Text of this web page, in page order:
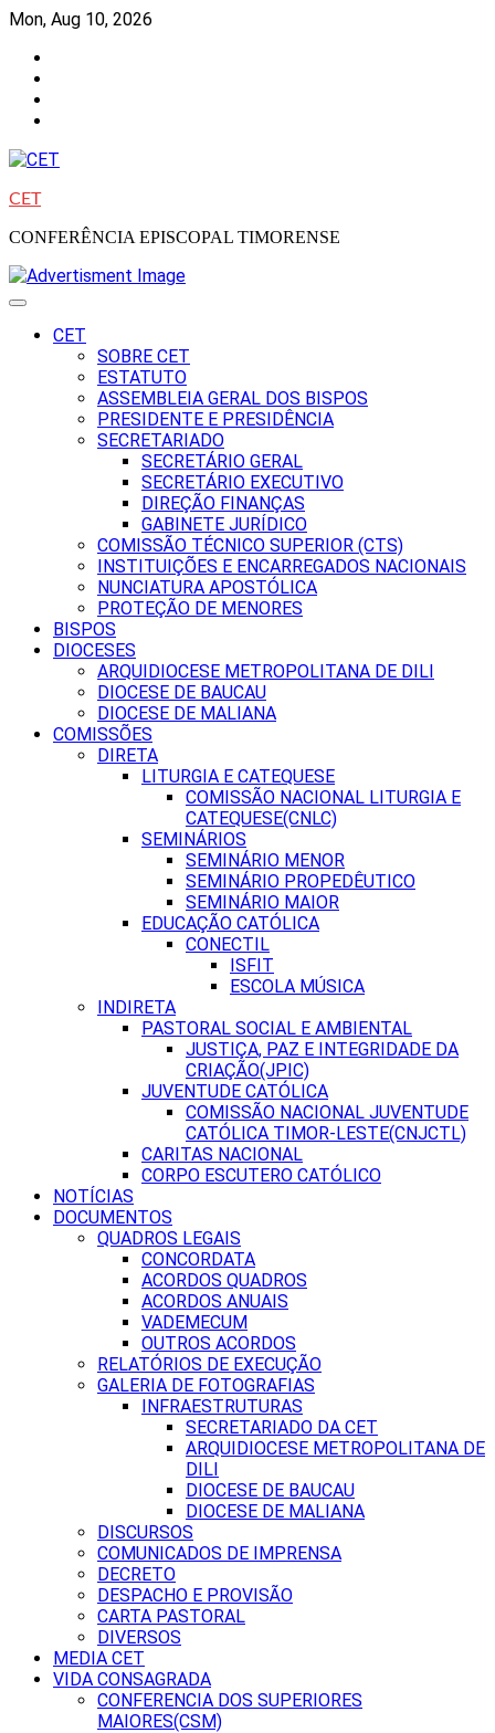
Skip
content
Mon, Aug 10, 2026
CET
CONFERÊNCIA EPISCOPAL TIMORENSE
CET
SOBRE CET
ESTATUTO
ASSEMBLEIA GERAL DOS BISPOS
PRESIDENTE E PRESIDÊNCIA
SECRETARIADO
SECRETÁRIO GERAL
SECRETÁRIO EXECUTIVO
DIREÇÃO FINANÇAS
GABINETE JURÍDICO
COMISSÃO TÉCNICO SUPERIOR (CTS)
INSTITUIÇÕES E ENCARREGADOS NACIONAIS
NUNCIATURA APOSTÓLICA
PROTEÇÃO DE MENORES
BISPOS
DIOCESES
ARQUIDIOCESE METROPOLITANA DE DILI
DIOCESE DE BAUCAU
DIOCESE DE MALIANA
COMISSÕES
DIRETA
LITURGIA E CATEQUESE
COMISSÃO NACIONAL LITURGIA E
CATEQUESE(CNLC)
SEMINÁRIOS
SEMINÁRIO MENOR
SEMINÁRIO PROPEDÊUTICO
SEMINÁRIO MAIOR
EDUCAÇÃO CATÓLICA
CONECTIL
ISFIT
ESCOLA MÚSICA
INDIRETA
PASTORAL SOCIAL E AMBIENTAL
JUSTIÇA, PAZ E INTEGRIDADE DA
CRIAÇÃO(JPIC)
JUVENTUDE CATÓLICA
COMISSÃO NACIONAL JUVENTUDE
CATÓLICA TIMOR-LESTE(CNJCTL)
CARITAS NACIONAL
CORPO ESCUTERO CATÓLICO
NOTÍCIAS
DOCUMENTOS
QUADROS LEGAIS
CONCORDATA
ACORDOS QUADROS
ACORDOS ANUAIS
VADEMECUM
OUTROS ACORDOS
RELATÓRIOS DE EXECUÇÃO
GALERIA DE FOTOGRAFIAS
INFRAESTRUTURAS
SECRETARIADO DA CET
ARQUIDIOCESE METROPOLITANA DE
DILI
DIOCESE DE BAUCAU
DIOCESE DE MALIANA
DISCURSOS
COMUNICADOS DE IMPRENSA
DECRETO
DESPACHO E PROVISÃO
CARTA PASTORAL
DIVERSOS
MEDIA CET
VIDA CONSAGRADA
CONFERENCIA DOS SUPERIORES
MAIORES(CSM)